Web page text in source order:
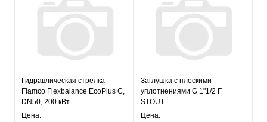
Гидравлическая стрелка
Flamco Flexbalance EcoPlus C,
DN50, 200 кВт.
Цена:
Заглушка с плоскими
уплотнениями G 1"1/2 F
STOUT
Цена: